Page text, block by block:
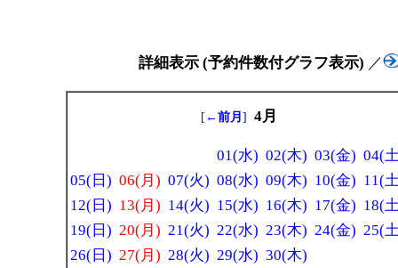
詳細表示 (予約件数付グラフ表示) ／
[ ←前月 ] 4月
01(水) 02(木) 03(金) 04(
05(日) 06(月) 07(火) 08(水) 09(木) 10(金) 11(
12(日) 13(月) 14(火) 15(水) 16(木) 17(金) 18(
19(日) 20(月) 21(火) 22(水) 23(木) 24(金) 25(
26(日) 27(月) 28(火) 29(水) 30(木)